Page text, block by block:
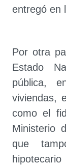
entregó en
Por otra
Estado
pública,
viviendas,
como el
Ministerio
que